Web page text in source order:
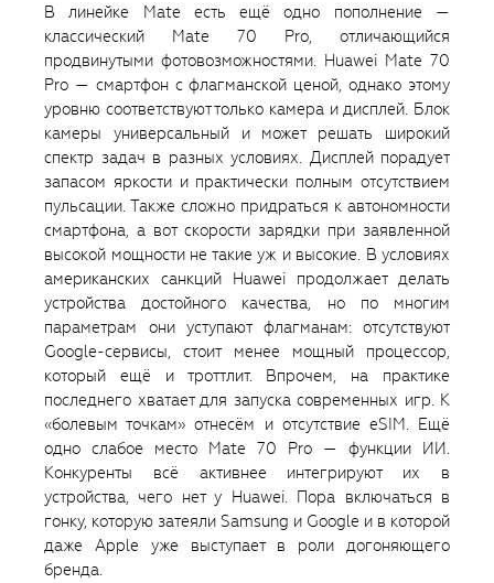
В линейке Mate есть ещё одно пополнение —
классический Mate 70 Pro, отличающийся
продвинутыми фотовозможностями. Huawei Mate 70
Pro — смартфон с флагманской ценой, однако этому
уровню соответствуют только камера и дисплей. Блок
камеры универсальный и может решать широкий
спектр задач в разных условиях. Дисплей порадует
запасом яркости и практически полным отсутствием
пульсации. Также сложно придраться к автономности
смартфона, а вот скорости зарядки при заявленной
высокой мощности не такие уж и высокие. В условиях
американских санкций Huawei продолжает делать
устройства достойного качества, но по многим
параметрам они уступают флагманам: отсутствуют
Google-сервисы, стоит менее мощный процессор,
который ещё и троттлит. Впрочем, на практике
последнего хватает для запуска современных игр. К
«болевым точкам» отнесём и отсутствие eSIM. Ещё
одно слабое место Mate 70 Pro — функции ИИ.
Конкуренты всё активнее интегрируют их в
устройства, чего нет у Huawei. Пора включаться в
гонку, которую затеяли Samsung и Google и в которой
даже Apple уже выступает в роли догоняющего
бренда.